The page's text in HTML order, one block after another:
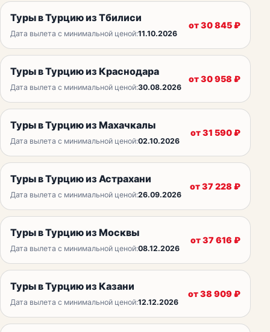
Туры в Турцию из Тбилиси
Дата вылета с минимальной ценой:11.10.2026
от30 845₽
Туры в Турцию из Краснодара
Дата вылета с минимальной ценой:30.08.2026
от30 958 ₽
Туры в Турцию из Махачкалы
Дата вылета с минимальной ценой:02.10.2026
от31 590₽
Туры в Турцию из Астрахани
Дата вылета с минимальной ценой:26.09.2026
от37 228 ₽
Туры в Турцию из Москвы
Дата вылета с минимальной ценой:08.12.2026
от37 616 ₽
Туры в Турцию из Казани
Дата вылета с минимальной ценой:12.12.2026
от38 909 ₽